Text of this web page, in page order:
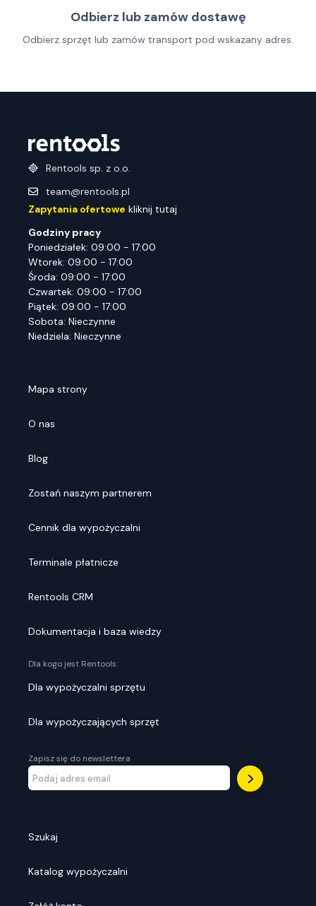
Odbierz lub zamów dostawę
Odbierz sprzęt lub zamów transport pod wskazany adres.
Rentools sp. z o.o.
team@rentools.pl
Zapytania ofertowe kliknij tutaj
Godziny pracy
Poniedziałek: 09:00 - 17:00
Wtorek: 09:00 - 17:00
Środa: 09:00 - 17:00
Czwartek: 09:00 - 17:00
Piątek: 09:00 - 17:00
Sobota: Nieczynne
Niedziela: Nieczynne
Mapa strony
O nas
Blog
Zostań naszym partnerem
Cennik dla wypożyczalni
Terminale płatnicze
Rentools CRM
Dokumentacja i baza wiedzy
Dla kogo jest Rentools:
Dla wypożyczalni sprzętu
Dla wypożyczających sprzęt
Zapisz się do newslettera
Szukaj
Katalog wypożyczalni